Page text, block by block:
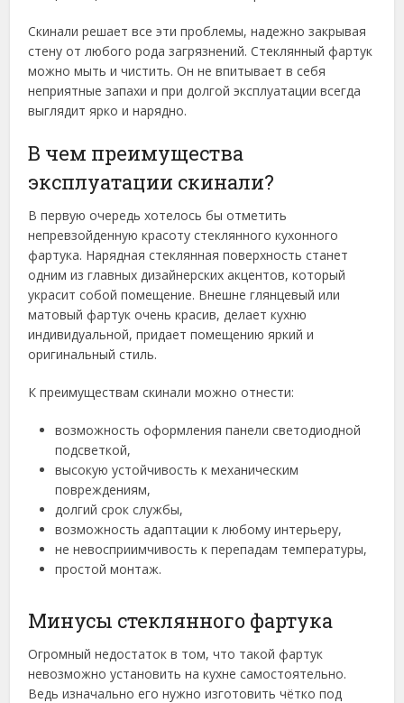
Скинали решает все эти проблемы, надежно закрывая
стену от любого рода загрязнений. Стеклянный фартук
можно мыть и чистить. Он не впитывает в себя
неприятные запахи и при долгой эксплуатации всегда
выглядит ярко и нарядно.
В чем преимущества
эксплуатации скинали?
В первую очередь хотелось бы отметить
непревзойденную красоту стеклянного кухонного
фартука. Нарядная стеклянная поверхность станет
одним из главных дизайнерских акцентов, который
украсит собой помещение. Внешне глянцевый или
матовый фартук очень красив, делает кухню
индивидуальной, придает помещению яркий и
оригинальный стиль.
К преимуществам скинали можно отнести:
возможность оформления панели светодиодной
подсветкой,
высокую устойчивость к механическим
повреждениям,
долгий срок службы,
возможность адаптации к любому интерьеру,
не невосприимчивость к перепадам температуры,
простой монтаж.
Минусы стеклянного фартука
Огромный недостаток в том, что такой фартук
невозможно установить на кухне самостоятельно.
Ведь изначально его нужно изготовить чётко под